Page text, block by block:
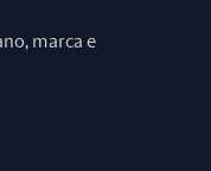
marca e